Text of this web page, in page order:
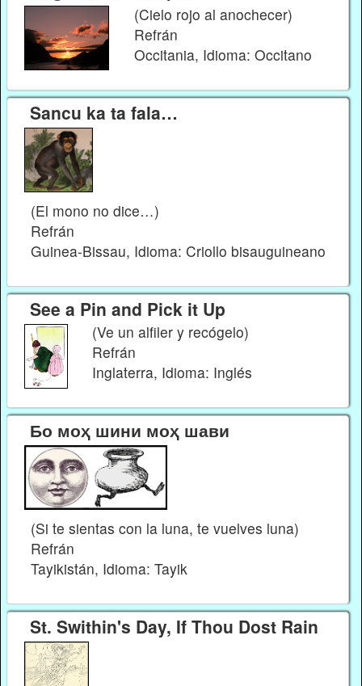
(Cielo rojo al anochecer)
Refrán
Occitania, Idioma: Occitano
Sancu ka ta fala…
(El mono no dice…)
Refrán
Guinea-Bissau, Idioma: Criollo bisauguineano
See a Pin and Pick it Up
(Ve un alfiler y recógelo)
Refrán
Inglaterra, Idioma: Inglés
Бо моҳ шини моҳ шави
(Si te sientas con la luna, te vuelves luna)
Refrán
Tayikistán, Idioma: Tayik
St. Swithin's Day, If Thou Dost Rain